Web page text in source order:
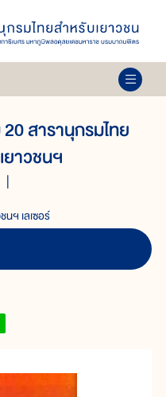
20 สารานุกรมไทย
ยาวชนฯ
นฯ เลเซอร์